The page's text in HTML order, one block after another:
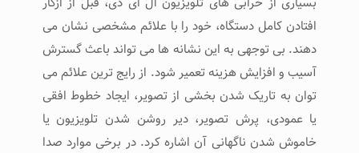
افتادن کامل دستگاه، خود را با علائم مشخصی نشان می
‌دهند. بی ‌توجهی به این نشانه‌ ها می ‌تواند باعث گسترش
آسیب و افزایش هزینه تعمیر شود. از رایج‌ ترین علائم می‌
توان به تاریک شدن بخشی از تصویر، ایجاد خطوط افقی
یا عمودی، پرش تصویر، دیر روشن شدن تلویزیون یا
خاموش شدن ناگهانی آن اشاره کرد. در برخی موارد صدا